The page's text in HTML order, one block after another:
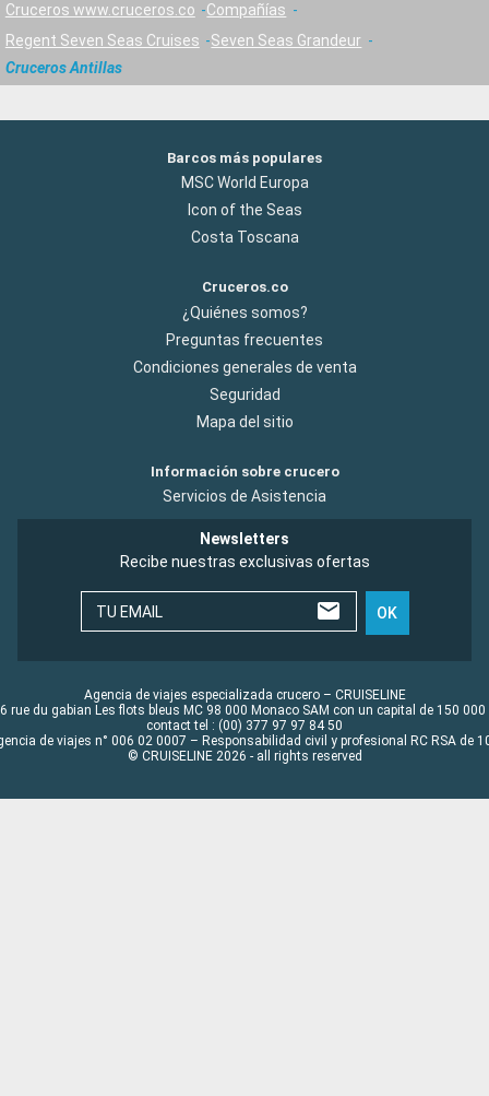
Cruceros www.cruceros.co
Compañías
Regent Seven Seas Cruises
Seven Seas Grandeur
Cruceros Antillas
Barcos más populares
MSC World Europa
Icon of the Seas
Costa Toscana
Cruceros.co
¿Quiénes somos?
Preguntas frecuentes
Condiciones generales de venta
Seguridad
Mapa del sitio
Información sobre crucero
Servicios de Asistencia
Newsletters
Recibe nuestras exclusivas ofertas
TU EMAIL OK
Agencia de viajes especializada crucero – CRUISELINE
rue du gabian Les flots bleus MC 98 000 Monaco SAM con un capital de 150 000
contact tel : (00) 377 97 97 84 50
de viajes n° 006 02 0007 – Responsabilidad civil y profesional RC RSA de
© CRUISELINE 2026 - all rights reserved